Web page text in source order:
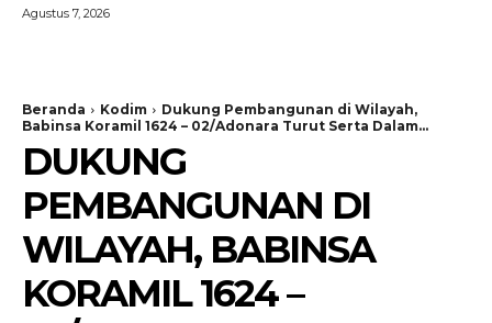
Agustus 7, 2026